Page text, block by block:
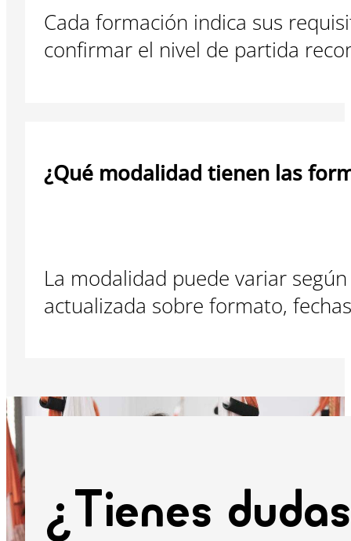
Cada formación indica sus
confirmar el nivel de partida
¿Qué modalidad tienen las
La modalidad puede variar
actualizada sobre formato,
¿Tienes